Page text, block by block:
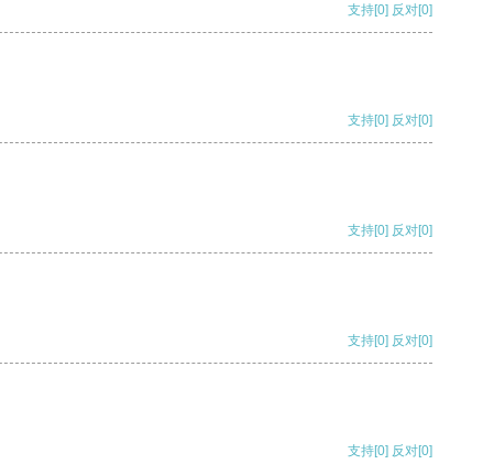
支持[0] 反对[0]
支持[0] 反对[0]
支持[0] 反对[0]
支持[0] 反对[0]
支持[0] 反对[0]